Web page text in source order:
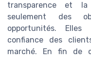
transparence et
seulement des
opportunités.
confiance des
marché. En fin de